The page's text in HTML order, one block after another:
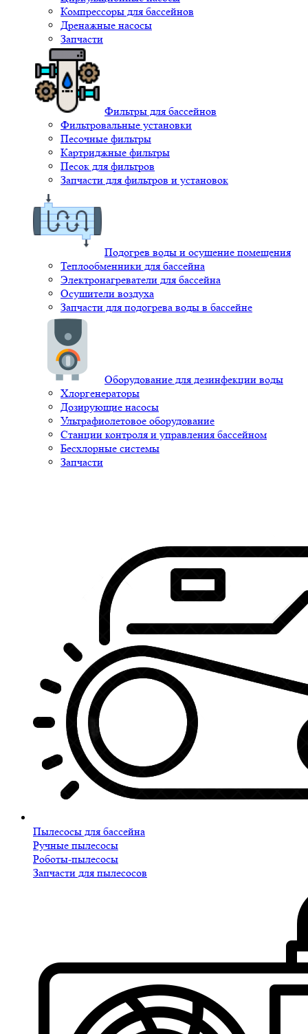
Компрессоры для бассейнов
Дренажные насосы
Запчасти
Фильтры для бассейнов
Фильтровальные установки
Песочные фильтры
Картриджные фильтры
Песок для фильтров
Запчасти для фильтров и установок
Подогрев воды и осушение помещения
Теплообменники для бассейна
Электронагреватели для бассейна
Осушители воздуха
Запчасти для подогрева воды в бассейне
Оборудование для дезинфекции воды
Хлоргенераторы
Дозирующие насосы
Ультрафиолетовое оборудование
Станции контроля и управления бассейном
Бесхлорные системы
Запчасти
Пылесосы для бассейна
Ручные пылесосы
Роботы-пылесосы
Запчасти для пылесосов